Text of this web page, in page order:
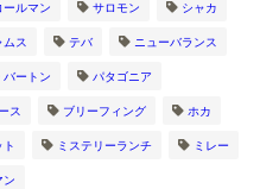
ールマン サロモン シャカ
ムス テバ ニューバランス
バートン パタゴニア
ス ブリーフィング ホカ
ミステリーランチ ミレー
ン